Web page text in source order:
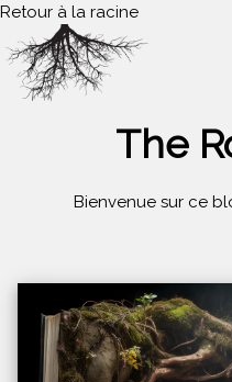
Retour à la racine
The
Bienvenue sur ce